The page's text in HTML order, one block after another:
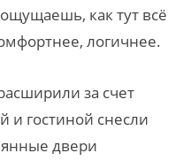
как тут всё
логичнее.
за счет
и гостиной снесли
двери